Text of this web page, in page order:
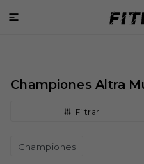

Championes Altra
Championes